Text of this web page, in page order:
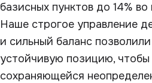
базисных пунктов до 14%
Наше строгое управление
и сильный баланс
устойчивую позицию, чтобы
сохраняющейся